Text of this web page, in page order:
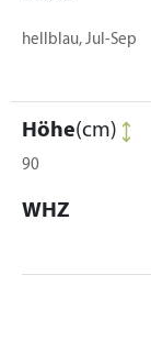
hellblau, Jul-Sep
Höhe(cm)
90
WHZ